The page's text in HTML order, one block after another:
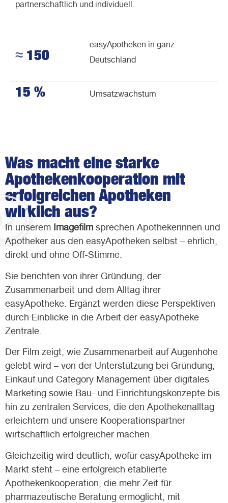
partnerschaftlich und individuell.
≈ 150
easyApotheken in ganz
Deutschland
15 % Umsatzwachstum
Was macht eine starke
Apothekenkooperation mit
erfolgreichen Apotheken
wirklich aus?
In unserem Imagefilm sprechen Apothekerinnen und
Apotheker aus den easyApotheken selbst – ehrlich,
direkt und ohne Off-Stimme.
Sie berichten von ihrer Gründung, der
Zusammenarbeit und dem Alltag ihrer
easyApotheke. Ergänzt werden diese Perspektiven
durch Einblicke in die Arbeit der easyApotheke
Zentrale.
Der Film zeigt, wie Zusammenarbeit auf Augenhöhe
gelebt wird – von der Unterstützung bei Gründung,
Einkauf und Category Management über digitales
Marketing sowie Bau- und Einrichtungskonzepte bis
hin zu zentralen Services, die den Apothekenalltag
erleichtern und unsere Kooperationspartner
wirtschaftlich erfolgreicher machen.
Gleichzeitig wird deutlich, wofür easyApotheke im
Markt steht – eine erfolgreich etablierte
Apothekenkooperation, die mehr Zeit für
pharmazeutische Beratung ermöglicht, mit